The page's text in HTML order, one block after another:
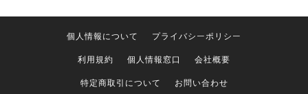
個人情報について
プライバシーポリシー
利用規約
個人情報窓口
会社概要
特定商取引について
お問い合わせ